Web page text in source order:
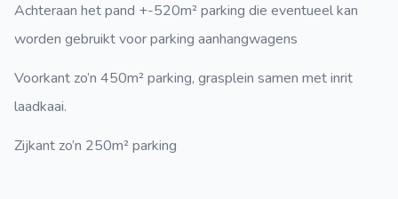
Achteraan het pand +-520m² parking die eventueel kan
worden gebruikt voor parking aanhangwagens
Voorkant zo’n 450m² parking, grasplein samen met inrit
laadkaai.
Zijkant zo’n 250m² parking